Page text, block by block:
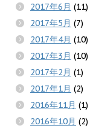
2017年6月 (11)
2017年5月 (7)
2017年4月 (10)
2017年3月 (10)
2017年2月 (1)
2017年1月 (2)
2016年11月 (1)
2016年10月 (2)